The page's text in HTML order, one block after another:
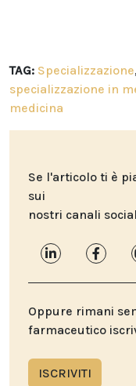
TAG: Specializzazione
specializzazione in
medicina
Se l'articolo ti è
sui
nostri canali
Oppure rimani
farmaceutico
ISCRIVITI